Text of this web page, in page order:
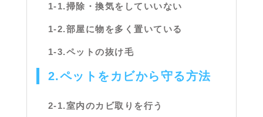
1-1.掃除・換気をしていいない
1-2.部屋に物を多く置いている
1-3.ペットの抜け毛
2.ペットをカビから守る方法
2-1.室内のカビ取りを行う